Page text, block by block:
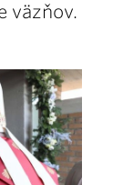
väzňov.